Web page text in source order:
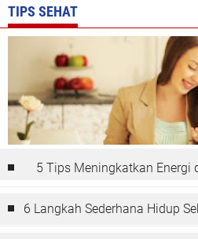
TIPS SEHAT
5 Tips Meningkatkan Energi
6 Langkah Sederhana Hidup